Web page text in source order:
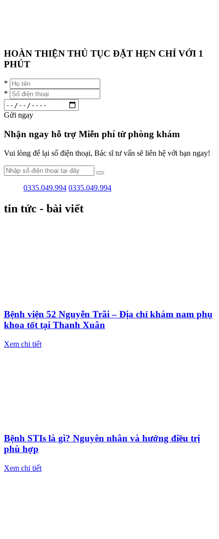
HOÀN THIỆN THỦ TỤC ĐẶT HẸN CHỈ VỚI 1
PHÚT
*
*
Gửi ngay
Nhận ngay hỗ trợ Miễn phítừ phòng khám
Vui lòng để lại số điện thoại, Bác sĩ tư vấn sẽ liên hệ với bạn ngay!
0335.049.994 0335.049.994
tin tức - bài viết
Bệnh viện 52 Nguyễn Trãi – Địa chỉ khám nam phụ
khoa tốt tại Thanh Xuân
Xem chi tiết
Bệnh STIs là gì? Nguyên nhân và hướng điều trị
phù hợp
Xem chi tiết